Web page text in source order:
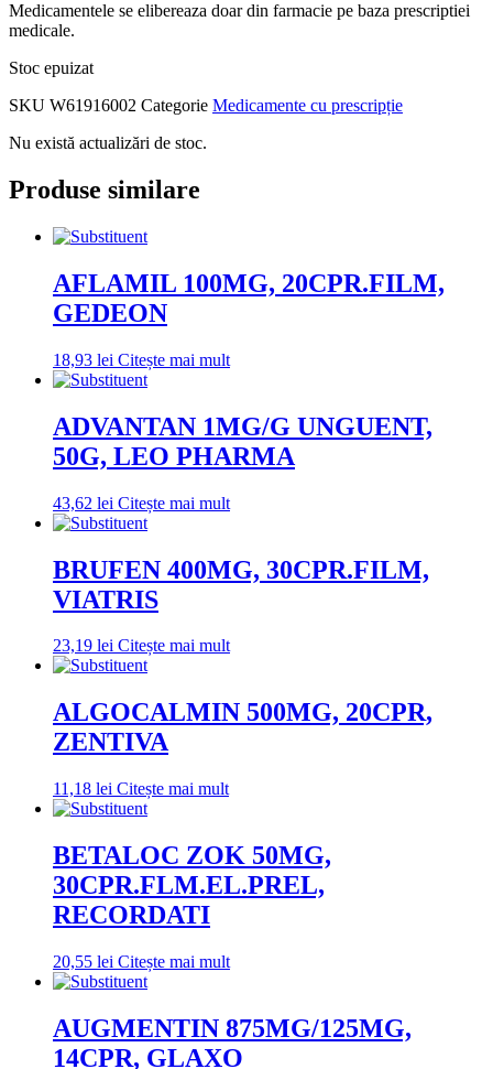
Medicamentele se elibereaza doar din farmacie pe baza prescriptiei
medicale.
Stoc epuizat
SKU W61916002 Categorie Medicamente cu prescripție
Nu există actualizări de stoc.
Produse similare
AFLAMIL 100MG, 20CPR.FILM,
GEDEON
18,93 lei Citește mai mult
ADVANTAN 1MG/G UNGUENT,
50G, LEO PHARMA
43,62 lei Citește mai mult
BRUFEN 400MG, 30CPR.FILM,
VIATRIS
23,19 lei Citește mai mult
ALGOCALMIN 500MG, 20CPR,
ZENTIVA
11,18 lei Citește mai mult
BETALOC ZOK 50MG,
30CPR.FLM.EL.PREL,
RECORDATI
20,55 lei Citește mai mult
AUGMENTIN 875MG/125MG,
14CPR, GLAXO